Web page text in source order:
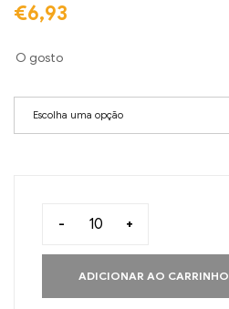
€6,93
O gosto
Escolha uma opção
- +
ADICIONAR AO CARRINHO